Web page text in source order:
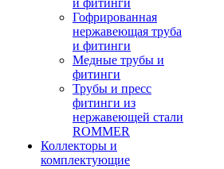
и фитинги
Гофрированная
нержавеющая труба
и фитинги
Медные трубы и
фитинги
Трубы и пресс
фитинги из
нержавеющей стали
ROMMER
Коллекторы и
комплектующие